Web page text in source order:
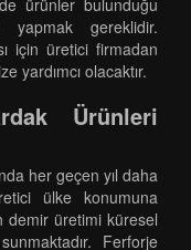
ürünler bulunduğu
yapmak gereklidir.
için üretici firmadan
yardımcı olacaktır.
Ürünleri
her geçen yıl daha
ülke konumuna
demir üretimi küresel
Ferforje